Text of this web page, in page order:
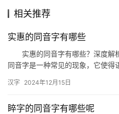
词
拼
相关推荐
实惠的同音字有哪些
实惠的同音字有哪些？深度解
同音字是一种常见的现象，它使得
生…
汉字 2024年12月15日
睟字的同音字有哪些呢